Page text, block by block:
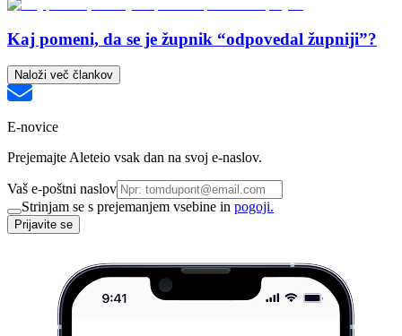
Kaj pomeni, da se je župnik “odpovedal župniji”?
Naloži več člankov
E-novice
Prejemajte Aleteio vsak dan na svoj e-naslov.
Vaš e-poštni naslov
Strinjam se s prejemanjem vsebine in pogoji.
Prijavite se